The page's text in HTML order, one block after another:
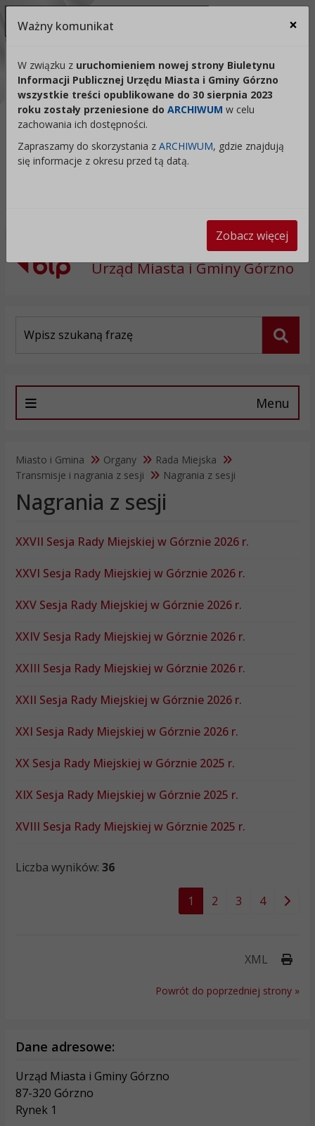
Ukryj panel ułatwień dostępu
Zmień kontrast na domyślny
C1 C2 C3 C4
Rozmiar czcionki:
A
A+ A++
Odstępy:
Zmień odstęp między literami
Zmień interlinię i margines
Reset:
Przywróć
Urząd Miasta i Gminy Górzno
Menu
Miasto i Gmina Organy
Rada Miejska
Transmisje i nagrania z sesji
Nagrania z sesji
Nagrania z sesji
XXVII Sesja Rady Miejskiej w Górznie 2026 r.
XXVI Sesja Rady Miejskiej w Górznie 2026 r.
XXV Sesja Rady Miejskiej w Górznie 2026 r.
XXIV Sesja Rady Miejskiej w Górznie 2026 r.
XXIII Sesja Rady Miejskiej w Górznie 2026 r.
XXII Sesja Rady Miejskiej w Górznie 2026 r.
XXI Sesja Rady Miejskiej w Górznie 2026 r.
XX Sesja Rady Miejskiej w Górznie 2025 r.
XIX Sesja Rady Miejskiej w Górznie 2025 r.
XVIII Sesja Rady Miejskiej w Górznie 2025 r.
Liczba wyników: 36
1 2 3 4
XML
Powrót do poprzedniej strony »
Dane adresowe:
Urząd Miasta i Gminy Górzno
87-320 Górzno
Rynek 1
Ważny komunikat ×
W związku z uruchomieniem nowej strony Biuletynu
Informacji Publicznej Urzędu Miasta i Gminy Górzno
wszystkie treści opublikowane do 30 sierpnia 2023
roku zostały przeniesione do ARCHIWUM w celu
zachowania ich dostępności.
Zapraszamy do skorzystania z ARCHIWUM, gdzie znajdują
się informacje z okresu przed tą datą.
Zobacz więcej